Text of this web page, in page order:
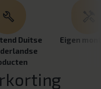
Duitse
Eigen